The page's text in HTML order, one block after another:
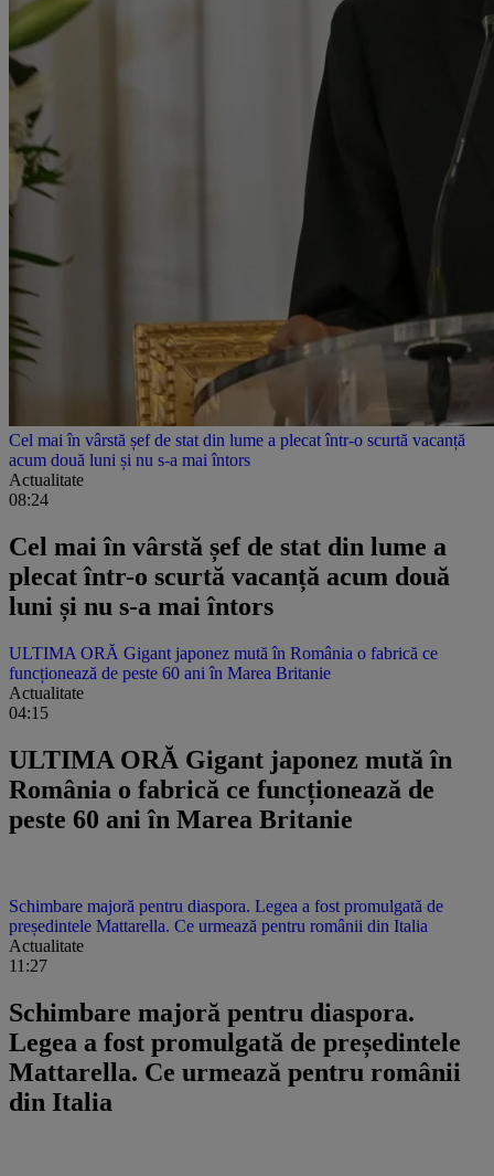
Cel mai în vârstă șef de stat din lume a plecat într-o scurtă vacanță
acum două luni și nu s-a mai întors
Actualitate
08:24
Cel mai în vârstă șef de stat din lume a
plecat într-o scurtă vacanță acum două
luni și nu s-a mai întors
ULTIMA ORĂ Gigant japonez mută în România o fabrică ce
funcționează de peste 60 ani în Marea Britanie
Actualitate
04:15
ULTIMA ORĂ Gigant japonez mută în
România o fabrică ce funcționează de
peste 60 ani în Marea Britanie
Schimbare majoră pentru diaspora. Legea a fost promulgată de
președintele Mattarella. Ce urmează pentru românii din Italia
Actualitate
11:27
Schimbare majoră pentru diaspora.
Legea a fost promulgată de președintele
Mattarella. Ce urmează pentru românii
din Italia